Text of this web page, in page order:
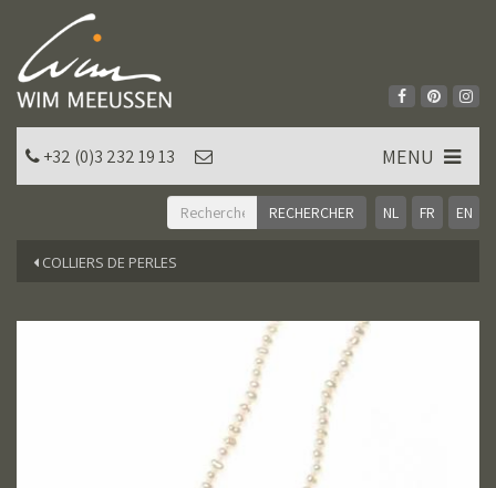
NL FR EN
+32 (0)3 232 19 13 MENU
COLLIERS DE PERLES